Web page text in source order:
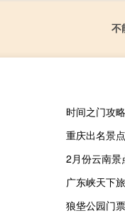
不
时间之门攻略
重庆出名景点
2月份云南景
广东峡天下
狼垡公园门票